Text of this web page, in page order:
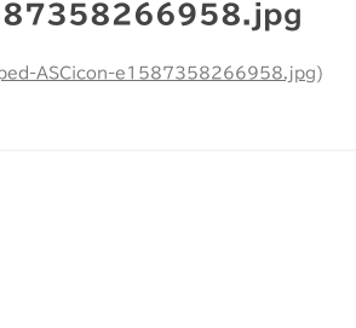
ASCicon-e1587358266958.jpg)